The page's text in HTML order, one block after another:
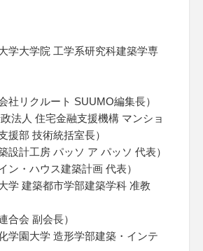
学大学院 工学系研究科建築学専
社リクルート SUUMO編集長）
法人 住宅金融支援機構 マンショ
援部 技術統括室長）
設計工房 パッソ ア パッソ 代表）
ン・ハウス建築計画 代表）
学 建築都市学部建築学科 准教
合会 副会長）
学園大学 造形学部建築・インテ